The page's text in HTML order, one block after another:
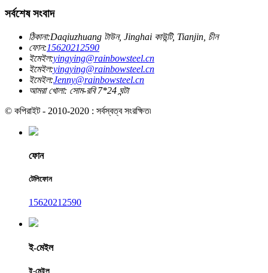
সর্বশেষ সংবাদ
ঠিকানা:Daqiuzhuang টাউন, Jinghai কাউন্টি, Tianjin, চীন
ফোন:15620212590
ইমেইল:yingying@rainbowsteel.cn
ইমেইল:yingying@rainbowsteel.cn
ইমেইল:Jenny@rainbowsteel.cn
আমরা খোলা: সোম-রবি 7*24 ঘন্টা
© কপিরাইট - 2010-2020 : সর্বস্বত্ব সংরক্ষিত৷
ফোন
টেলিফোন
15620212590
ই-মেইল
ই-মেইল